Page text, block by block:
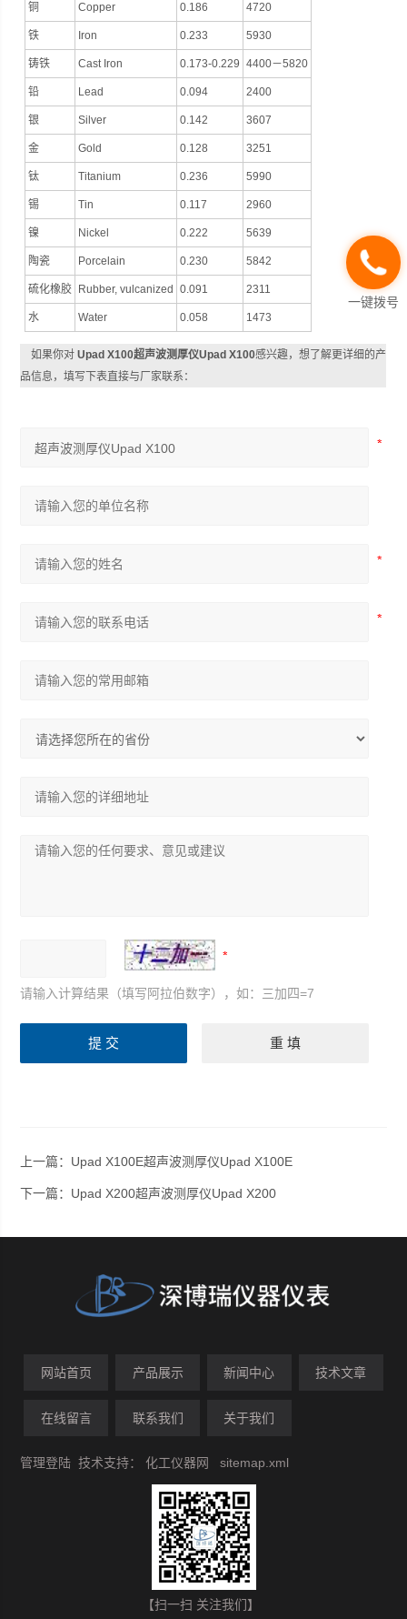
铜 Copper 0.186 4720
铁 Iron 0.233 5930
铸铁 Cast Iron 0.173-0.229 4400－5820
铅 Lead 0.094 2400
银 Silver 0.142 3607
金 Gold 0.128 3251
钛 Titanium 0.236 5990
锡 Tin 0.117 2960
镍 Nickel 0.222 5639
陶瓷 Porcelain 0.230 5842
硫化橡胶 Rubber, vulcanized 0.091 2311
水 Water 0.058 1473
如果你对Upad X100超声波测厚仪Upad X100感兴趣，想了解更详细的产
品信息，填写下表直接与厂家联系：
请输入计算结果（填写阿拉伯数字），如：三加四=7
上一篇： Upad X100E超声波测厚仪Upad X100E
下一篇： Upad X200超声波测厚仪Upad X200
网站首页 产品展示 新闻中心 技术文章
在线留言 联系我们 关于我们
管理登陆 技术支持：化工仪器网 sitemap.xml
【扫一扫 关注我们】
一键拨号